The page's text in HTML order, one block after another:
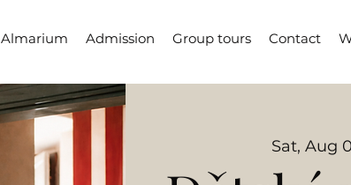
Almarium Admission Group tours Contact
Sat, Aug